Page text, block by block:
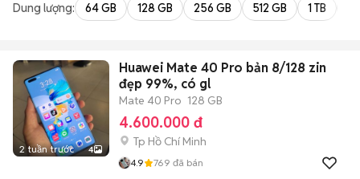
Dung lượng: 64 GB 128 GB 256 GB 512 GB 1 TB
2 tuần trước 4
Huawei Mate 40 Pro bản 8/128 zin
đẹp 99%, có gl
Mate 40 Pro 128 GB
4.600.000 đ
Tp Hồ Chí Minh
4.9 769 đã bán